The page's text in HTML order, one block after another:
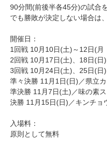
90分間(前後半各45分)の試合
でも勝敗が決定しない場合は
開催日：
1回戦 10月10日(土)～12日(月
2回戦 10月17日(土)、18日(日
3回戦 10月24日(土)、25日(日
準々決勝 11月1日(日)／県立
準決勝 11月7日(土)／味の素
決勝 11月15日(日)／キンチョ
入場料：
原則として無料